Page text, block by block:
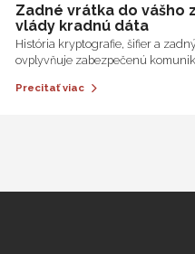
Zadné vrátka do vášho
vlády kradnú dáta
História kryptografie, šifier a
ovplyvňuje zabezpečenú
Precitať viac